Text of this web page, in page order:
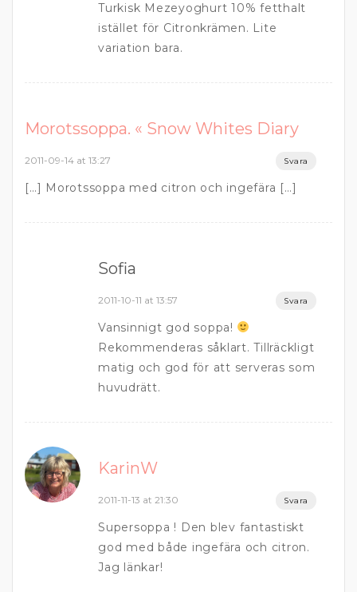
Turkisk Mezeyoghurt 10% fetthalt
istället för Citronkrämen. Lite
variation bara.
Morotssoppa. « Snow Whites Diary
2011-09-14 at 13:27 Svara
[…] Morotssoppa med citron och ingefära […]
Sofia
2011-10-11 at 13:57 Svara
Vansinnigt god soppa!
Rekommenderas såklart. Tillräckligt
matig och god för att serveras som
huvudrätt.
KarinW
2011-11-13 at 21:30 Svara
Supersoppa ! Den blev fantastiskt
god med både ingefära och citron.
Jag länkar!